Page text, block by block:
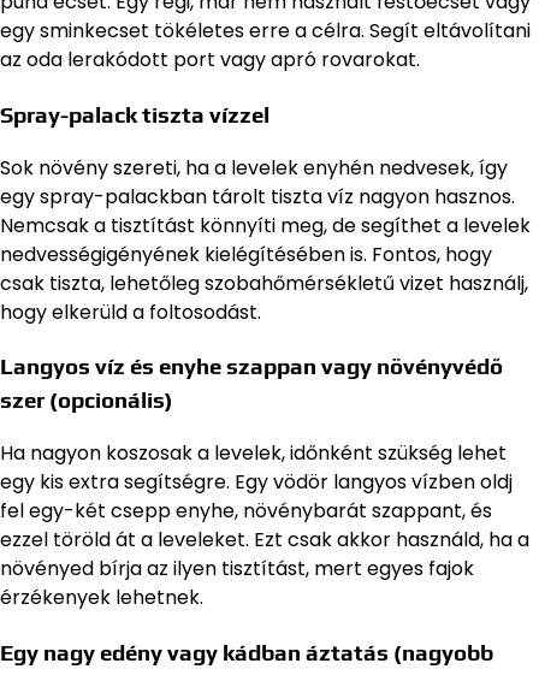
egy sminkecset tökéletes erre a célra. Segít eltávolítani
az oda lerakódott port vagy apró rovarokat.
Spray-palack tiszta vízzel
Sok növény szereti, ha a levelek enyhén nedvesek, így
egy spray-palackban tárolt tiszta víz nagyon hasznos.
Nemcsak a tisztítást könnyíti meg, de segíthet a levelek
nedvességigényének kielégítésében is. Fontos, hogy
csak tiszta, lehetőleg szobahőmérsékletű vizet használj,
hogy elkerüld a foltosodást.
Langyos víz és enyhe szappan vagy növényvédő
szer (opcionális)
Ha nagyon koszosak a levelek, időnként szükség lehet
egy kis extra segítségre. Egy vödör langyos vízben oldj
fel egy-két csepp enyhe, növénybarát szappant, és
ezzel töröld át a leveleket. Ezt csak akkor használd, ha a
növényed bírja az ilyen tisztítást, mert egyes fajok
érzékenyek lehetnek.
Egy nagy edény vagy kádban áztatás (nagyobb